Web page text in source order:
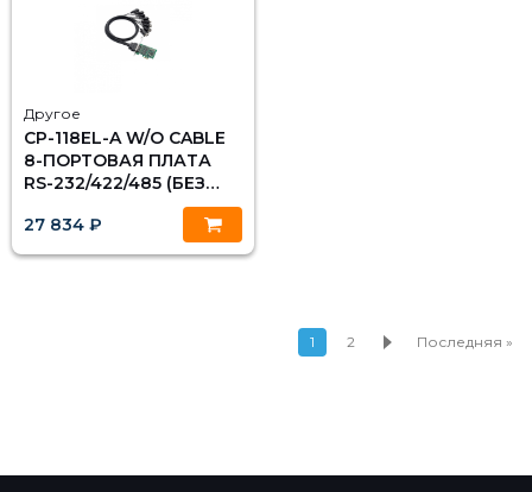
Другое
CP-118EL-A W/O CABLE
8-ПОРТОВАЯ ПЛАТА
RS-232/422/485 (БЕЗ
27 834 ₽
1 2 Последняя »